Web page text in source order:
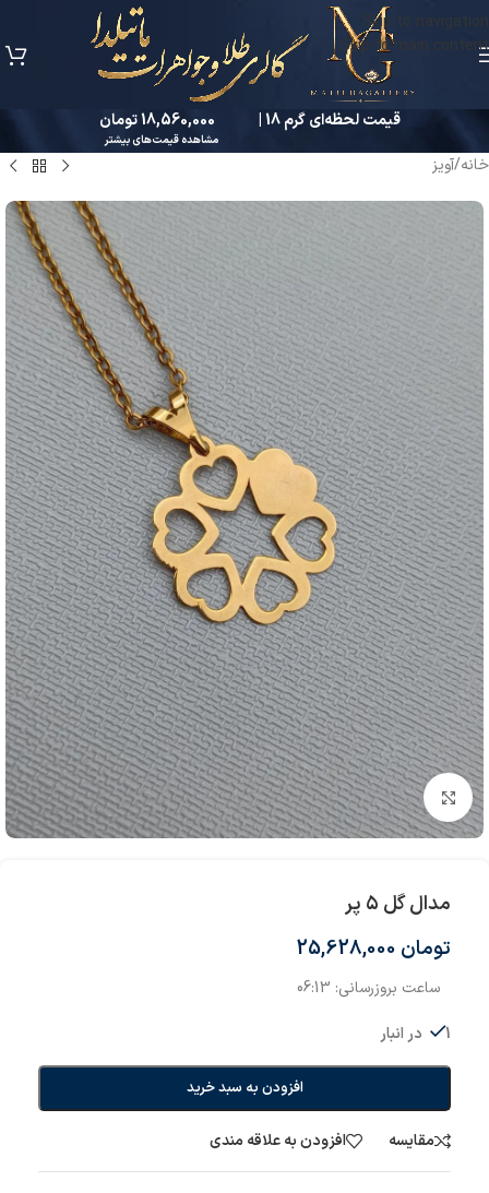
Skip to navigation
Skip to main content
قیمت لحظه‌ای گرم 18 | 18,560,000 تومان
مشاهده قیمت‌های بیشتر
خانه/آویز
بزرگنمایی تصویر
مدال گل ۵ پر
تومان
ساعت بروزرسانی: 06:13
1 در انبار
افزودن به سبد خرید
مقایسه افزودن به علاقه مندی